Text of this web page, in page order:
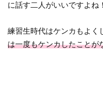
に話す二人がいいですよね！
練習生時代はケンカもよく
は一度もケンカしたことが